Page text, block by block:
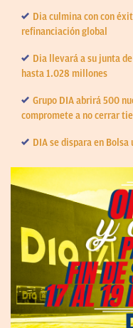
Dia culmina con con
refinanciación global
Dia llevará a su junta
hasta 1.028 millones
Grupo DIA abrirá 500
compromete a no cerrar
DIA se dispara en Bolsa